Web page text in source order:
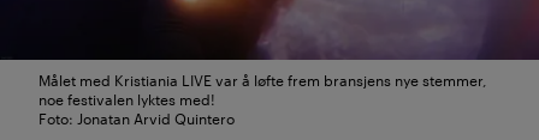
Målet med Kristiania LIVE var å løfte frem bransjens nye stemmer,
noe festivalen lyktes med!
Foto: Jonatan Arvid Quintero